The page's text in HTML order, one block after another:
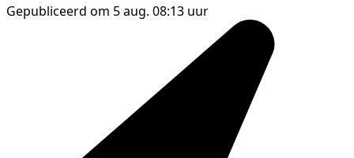
Gepubliceerd om 5 aug. 08:13 uur